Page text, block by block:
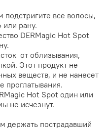
все волосы,
рану.
DERMagic Hot Spot
от облизывания,
Этот продукт не
веществ, и не нанесет
проглатывания.
Hot Spot один или
не исчезнут.
держать пострадавший